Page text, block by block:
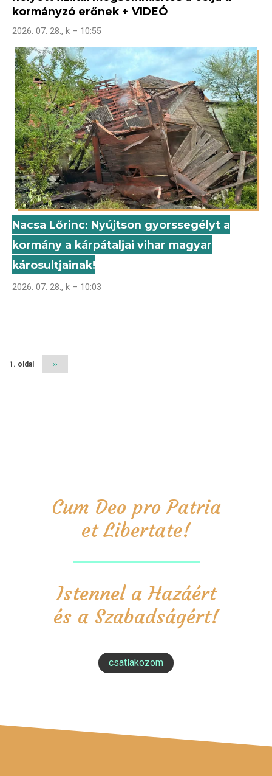
kormányzó erőnek + VIDEÓ
2026. 07. 28., k – 10:55
Nacsa Lőrinc: Nyújtson gyorssegélyt a
kormány a kárpátaljai vihar magyar
károsultjainak!
2026. 07. 28., k – 10:03
1. oldal
Következő
oldal
››
Cum Deo pro Patria
et Libertate!
Istennel a Hazáért
és a Szabadságért!
csatlakozom